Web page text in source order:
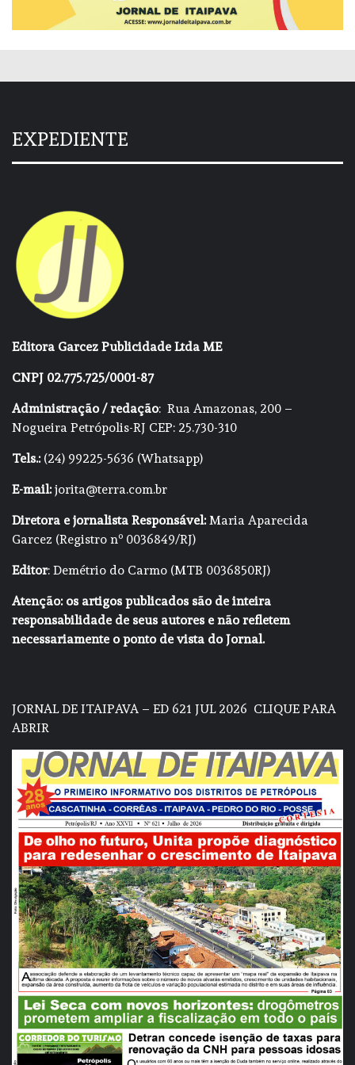
EXPEDIENTE
Editora Garcez Publicidade Ltda ME
CNPJ 02.775.725/0001-87
Administração / redação: Rua Amazonas, 200 –
Nogueira Petrópolis-RJ CEP: 25.730-310
Tels.:(24) 99225-5636 (Whatsapp)
E-mail:jorita@terra.com.br
Diretora e jornalista Responsável:Maria Aparecida
Garcez (Registro nº 0036849/RJ)
Editor: Demétrio do Carmo (MTB 0036850RJ)
Atenção: os artigos publicados são de inteira
responsabilidade de seus autores e não refletem
necessariamente o ponto de vista do Jornal.
JORNAL DE ITAIPAVA – ED 621 JUL 2026 CLIQUE PARA
ABRIR